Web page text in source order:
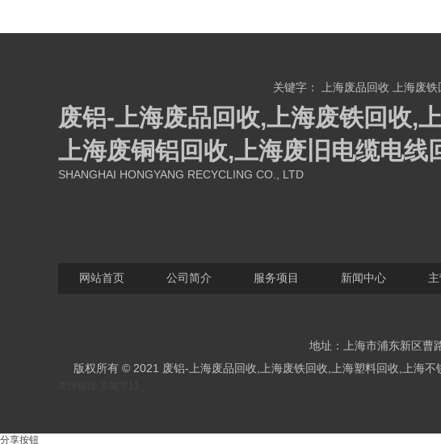
关键字： 上海废品回收 上海废
废铝-上海废品回收,上海废铁回收,
上海废铜铝回收,上海废旧电缆电线
SHANGHAI HONGYANG RECYCLING CO., LTD
网站首页 公司简介 服务项目 新闻中心
地址：上海市浦东新区
版权所有 © 2021 废铝-上海废品回收,上海废铁回收,上海塑料回收,上
分享按钮